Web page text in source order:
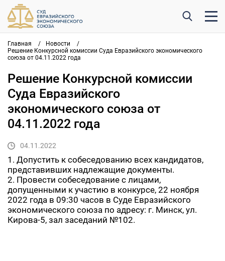
Главная / Новости
/
Решение Конкурсной комиссии Суда Евразийского экономического
союза от 04.11.2022 года
Решение Конкурсной комиссии
Суда Евразийского
экономического союза от
04.11.2022 года
04.11.2022
1. Допустить к собеседованию всех кандидатов,
представивших надлежащие документы.
2. Провести собеседование с лицами,
допущенными к участию в конкурсе, 22 ноября
2022 года в 09:30 часов в Суде Евразийского
экономического союза по адресу: г. Минск, ул.
Кирова-5, зал заседаний №102.